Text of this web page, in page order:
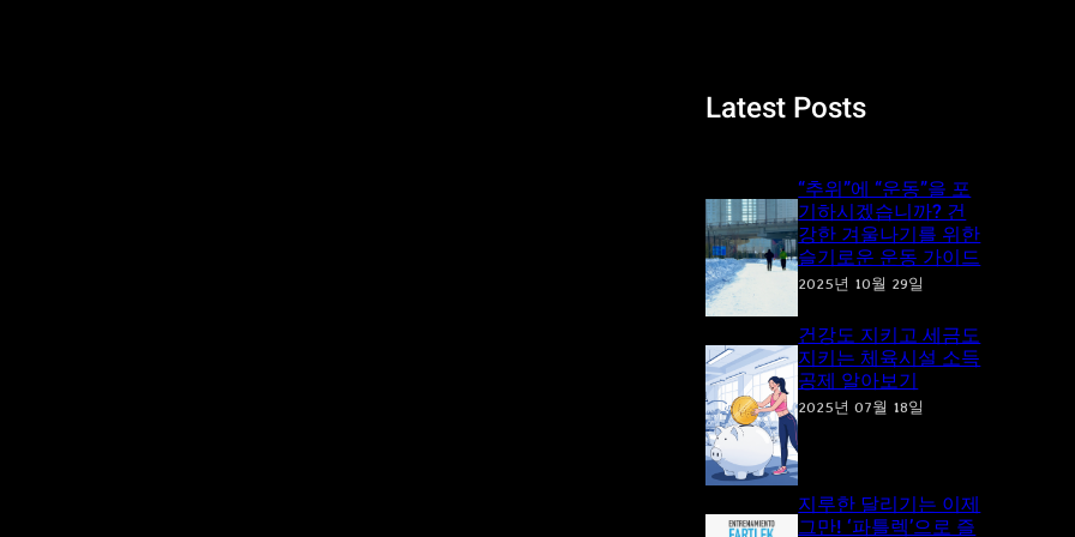
Latest Posts
“추위”에 “운동”을 포
기하시겠습니까? 건
강한 겨울나기를 위한
슬기로운 운동 가이드
2025년 10월 29일
건강도 지키고 세금도
지키는 체육시설 소득
공제 알아보기
2025년 07월 18일
지루한 달리기는 이제
그만! ‘파틀렉’으로 즐